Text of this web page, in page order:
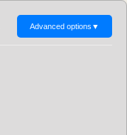
Advanced options ▼